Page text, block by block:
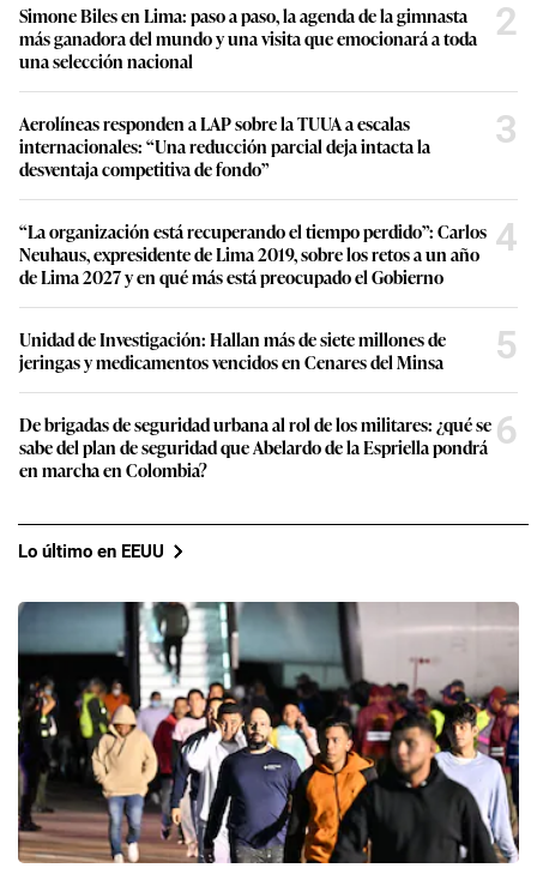
Simone Biles en Lima: paso a paso, la agenda de la gimnasta
más ganadora del mundo y una visita que emocionará a toda
una selección nacional
2
Aerolíneas responden a LAP sobre la TUUA a escalas
internacionales: “Una reducción parcial deja intacta la
desventaja competitiva de fondo”
3
“La organización está recuperando el tiempo perdido”: Carlos
Neuhaus, expresidente de Lima 2019, sobre los retos a un año
de Lima 2027 y en qué más está preocupado el Gobierno
4
Unidad de Investigación: Hallan más de siete millones de
jeringas y medicamentos vencidos en Cenares del Minsa
5
De brigadas de seguridad urbana al rol de los militares: ¿qué se
sabe del plan de seguridad que Abelardo de la Espriella pondrá
en marcha en Colombia?
6
Lo último en EEUU